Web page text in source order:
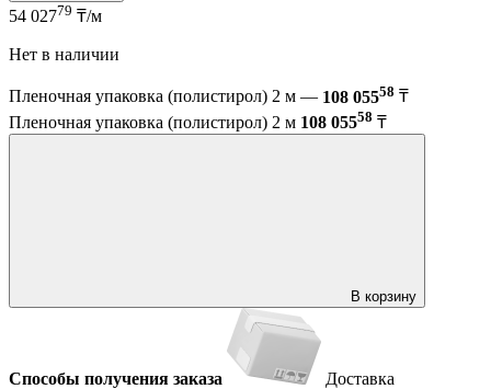
54 02779 ₸/м
Нет в наличии
Пленочная упаковка (полистирол) 2 м — 108 05558 ₸
Пленочная упаковка (полистирол) 2 м 108 05558 ₸
В корзину
Способы получения заказа
Доставка